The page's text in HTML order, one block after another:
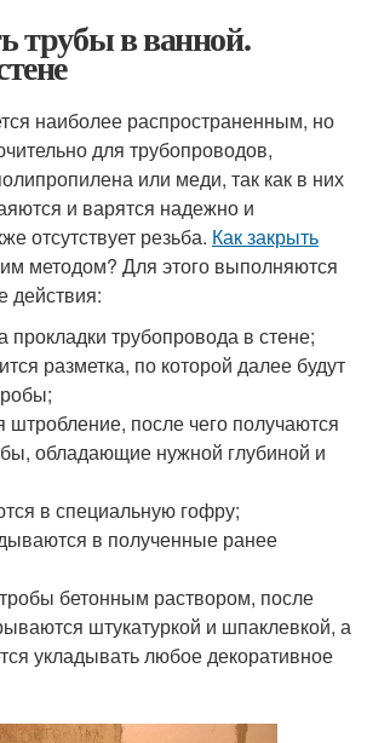
трубы в ванной.
наиболее распространенным, но
для трубопроводов,
или меди, так как в них
и варятся надежно и
отсутствует резьба. Как закрыть
методом? Для этого выполняются
действия:
прокладки трубопровода в стене;
разметка, по которой далее будут
штробление, после чего получаются
обладающие нужной глубиной и
в специальную гофру;
в полученные ранее
бетонным раствором, после
штукатуркой и шпаклевкой, а
укладывать любое декоративное